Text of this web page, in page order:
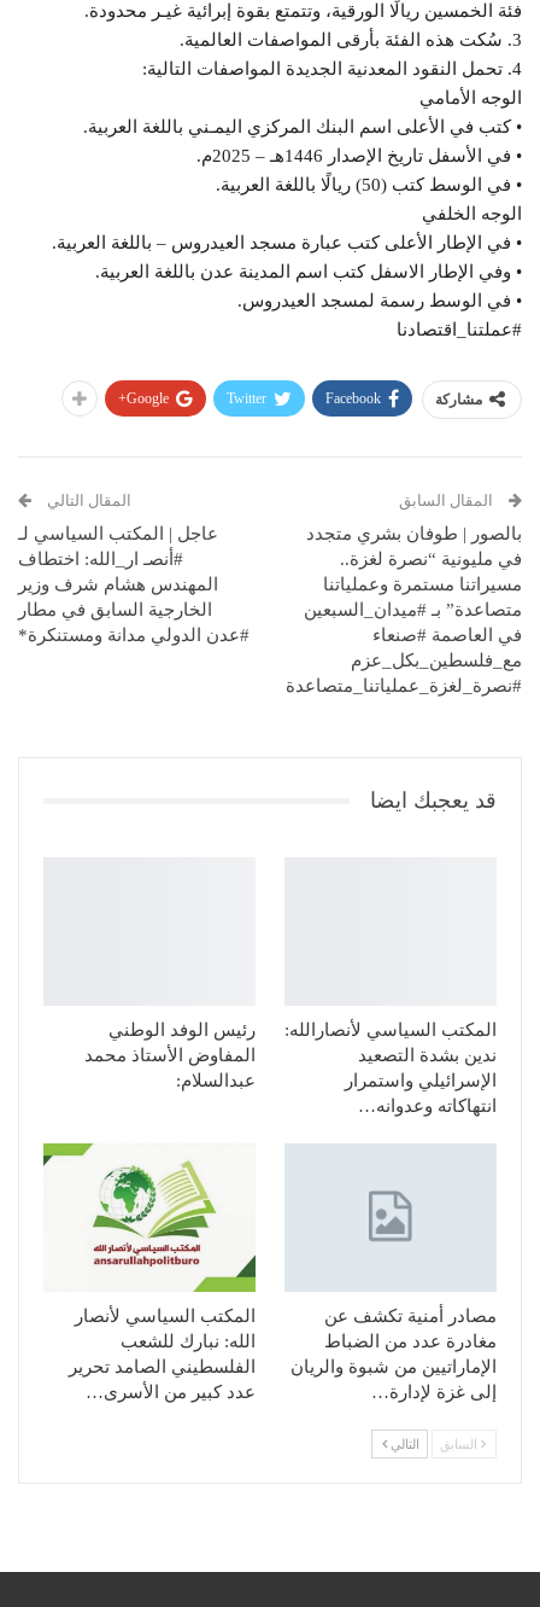
فئة الخمسين ريالًا الورقية، وتتمتع بقوة إبرائية غيـر محدودة.
3. سُكت هذه الفئة بأرقى المواصفات العالمية.
4. تحمل النقود المعدنية الجديدة المواصفات التالية:
الوجه الأمامي
• كتب في الأعلى اسم البنك المركزي اليمـني باللغة العربية.
• في الأسفل تاريخ الإصدار 1446هـ – 2025م.
• في الوسط كتب (50) ريالًا باللغة العربية.
الوجه الخلفي
• في الإطار الأعلى كتب عبارة مسجد العيدروس – باللغة العربية.
• وفي الإطار الاسفل كتب اسم المدينة عدن باللغة العربية.
• في الوسط رسمة لمسجد العيدروس.
#عملتنا_اقتصادنا
مشاركة Facebook
Twitter
Google+
المقال السابق
بالصور | طوفان بشري متجدد
في مليونية “نصرة لغزة..
مسيراتنا مستمرة وعملياتنا
متصاعدة” بـ #ميدان_السبعين
في العاصمة #صنعاء
مع_فلسطين_بكل_عزم
#نصرة_لغزة_عملياتنا_متصاعدة
المقال التالي
عاجل | المكتب السياسي لـ
#أنصـ ار_الله: اختطاف
المهندس هشام شرف وزير
الخارجية السابق في مطار
#عدن الدولي مدانة ومستنكرة*
قد يعجبك ايضا
المكتب السياسي لأنصارالله:
ندين بشدة التصعيد
الإسرائيلي واستمرار
انتهاكاته وعدوانه…
رئيس الوفد الوطني
المفاوض الأستاذ محمد
عبدالسلام:
مصادر أمنية تكشف عن
مغادرة عدد من الضباط
الإماراتيين من شبوة والريان
إلى غزة لإدارة…
المكتب السياسي لأنصار
الله: نبارك للشعب
الفلسطيني الصامد تحرير
عدد كبير من الأسرى…
السابق التالي